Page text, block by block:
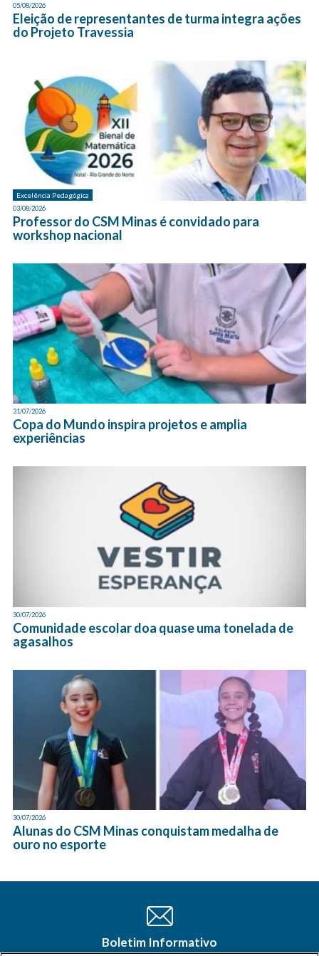
05/08/2026
Eleição de representantes de turma integra ações
do Projeto Travessia
Excelência Pedagógica
03/08/2026
Professor do CSM Minas é convidado para
workshop nacional
31/07/2026
Copa do Mundo inspira projetos e amplia
experiências
30/07/2026
Comunidade escolar doa quase uma tonelada de
agasalhos
30/07/2026
Alunas do CSM Minas conquistam medalha de
ouro no esporte
Boletim Informativo